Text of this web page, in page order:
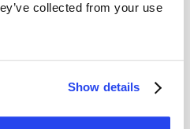
collected from your use
Show details